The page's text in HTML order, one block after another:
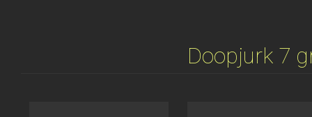
Doopjurk 7